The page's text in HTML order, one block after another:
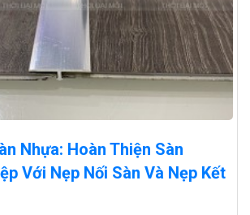
Nhựa: Hoàn Thiện Sàn
Với Nẹp Nối Sàn Và Nẹp Kết